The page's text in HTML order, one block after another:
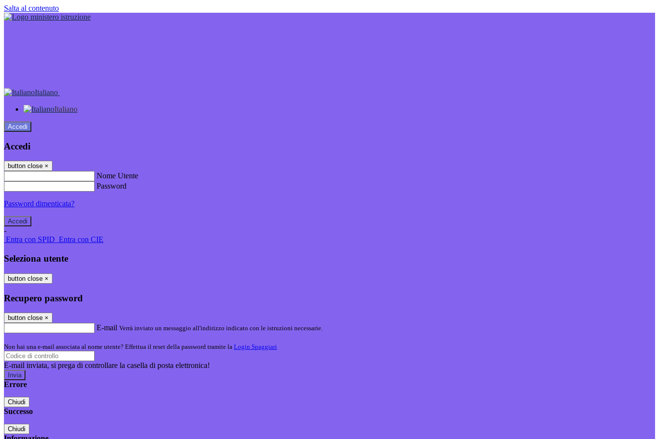
Salta al contenuto
Italiano
Italiano
Accedi
Accedi
button close ×
Nome Utente
Password
Password dimenticata?
-
Entra con SPID Entra con CIE
Seleziona utente
button close ×
Recupero password
button close ×
E-mail Verrà inviato un messaggio all'indirizzo indicato con le istruzioni necessarie.
Non hai una e-mail associata al nome utente? Effettua il reset della password tramite la Login Spaggiari
E-mail inviata, si prega di controllare la casella di posta elettronica!
Errore
Chiudi
Successo
Chiudi